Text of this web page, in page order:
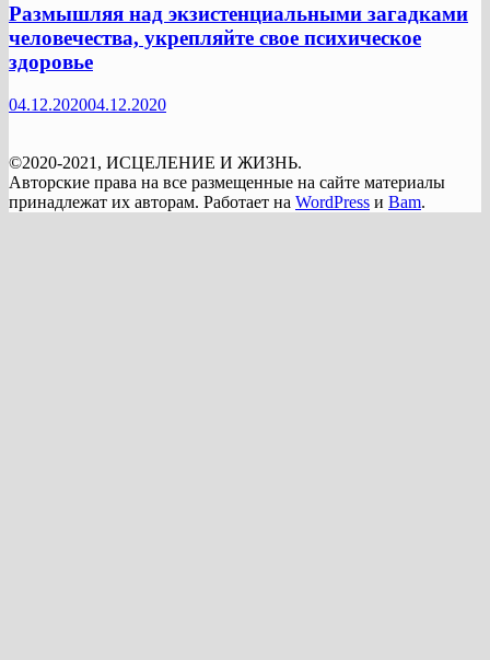
Размышляя над экзистенциальными загадками
человечества, укрепляйте свое психическое
здоровье
04.12.202004.12.2020
©2020-2021, ИСЦЕЛЕНИЕ И ЖИЗНЬ.
Авторские права на все размещенные на сайте материалы
принадлежат их авторам. Работает на WordPress и Bam.